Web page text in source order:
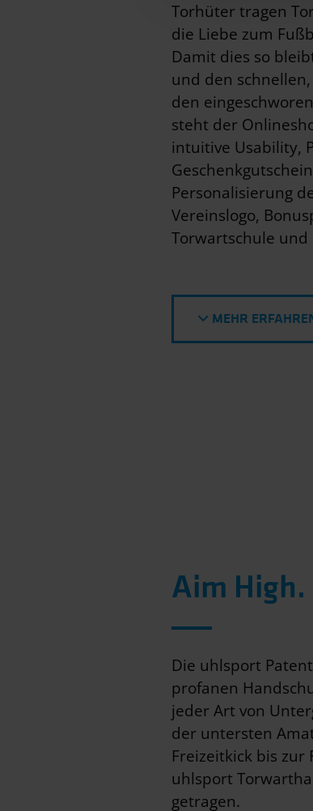
Torhüter tragen
die Liebe zum
Damit dies so
und den
den
steht der
intuitive Usability,
Personalisierung
Vereinslogo,
Torwartschule und
MEHR
Aim High.
Die uhlsport
profanen
jeder Art von
der untersten
Freizeitkick bis
uhlsport
getragen.